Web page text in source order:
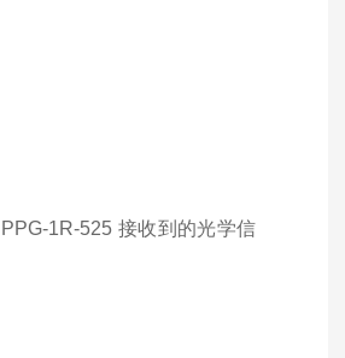
1R-525 接收到的光学信